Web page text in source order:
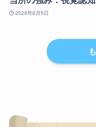
2026年8月5日